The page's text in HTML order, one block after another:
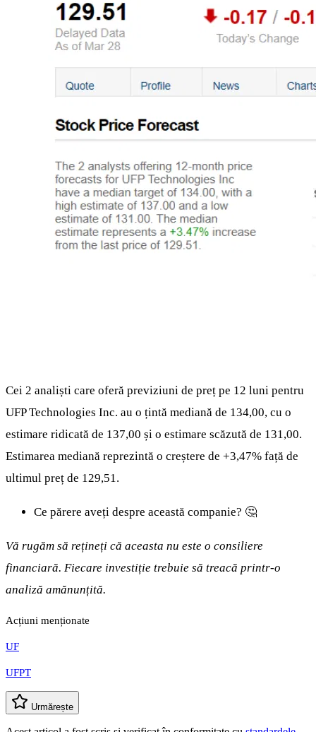
Cei 2 analiști care oferă previziuni de preț pe 12 luni pentru
UFP Technologies Inc. au o țintă mediană de 134,00, cu o
estimare ridicată de 137,00 și o estimare scăzută de 131,00.
Estimarea mediană reprezintă o creștere de +3,47% față de
ultimul preț de 129,51.
Ce părere aveți despre această companie? 🤔
Vă rugăm să rețineți că aceasta nu este o consiliere
financiară. Fiecare investiție trebuie să treacă printr-o
analiză amănunțită.
Acțiuni menționate
UF
UFPT
Urmărește